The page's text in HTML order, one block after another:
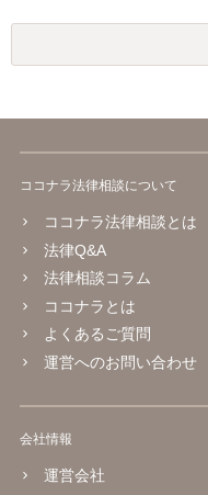
ココナラ法律相談について
ココナラ法律相談とは
法律Q&A
法律相談コラム
ココナラとは
よくあるご質問
運営へのお問い合わせ
会社情報
運営会社